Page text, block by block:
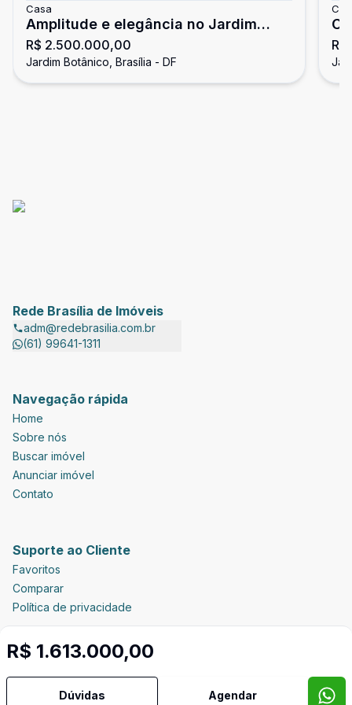
Casa
Amplitude e elegância no Jardim
Botânico | Residência de alto padrão
com suítes, piscina e espaço gourmet
R$ 2.500.000,00
Jardim Botânico, Brasília - DF
R$ 1.613.000,00
Dúvidas Agendar
Rede Brasília de Imóveis
adm@redebrasilia.com.br
(61) 99641-1311
Navegação rápida
Home
Sobre nós
Buscar imóvel
Anunciar imóvel
Contato
Suporte ao Cliente
Favoritos
Comparar
Política de privacidade
Selo de Tecnologia Loft